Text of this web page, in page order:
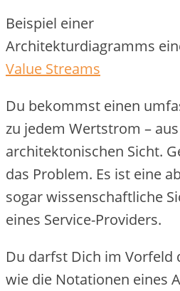
Beispiel einer
Architekturdiagramms
Value Streams
Du bekommst einen
zu jedem Wertstrom –
architektonischen Sicht.
das Problem. Es ist eine
sogar wissenschaftliche
eines Service-Providers.
Du darfst Dich im Vorfeld
wie die Notationen eines